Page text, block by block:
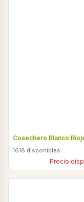
Cosechero Blanco
1618 disponibles
Precio